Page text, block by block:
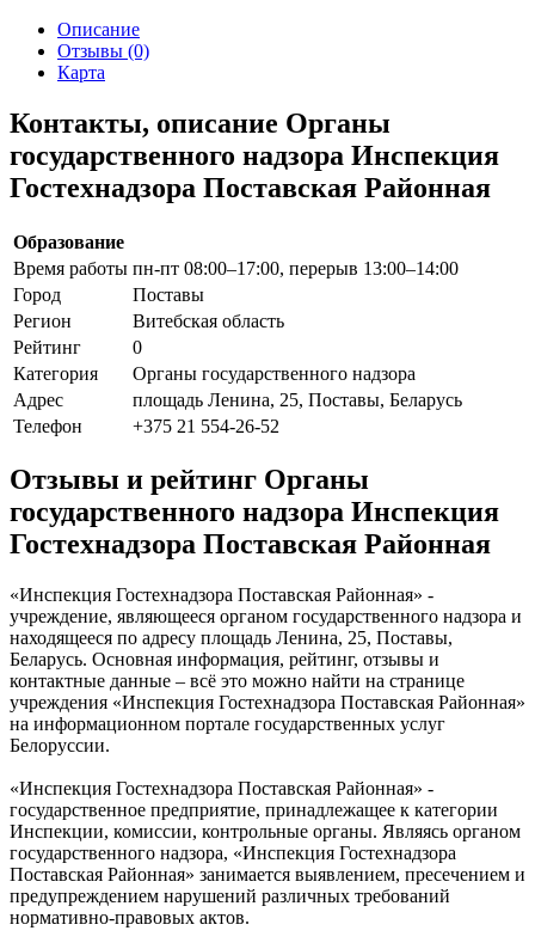
Описание
Отзывы (0)
Карта
Контакты, описание Органы
государственного надзора Инспекция
Гостехнадзора Поставская Районная
Образование
Время работы пн-пт 08:00–17:00, перерыв 13:00–14:00
Город
Поставы
Регион
Витебская область
Рейтинг
0
Категория
Органы государственного надзора
Адрес
площадь Ленина, 25, Поставы, Беларусь
Телефон
+375 21 554-26-52
Отзывы и рейтинг Органы
государственного надзора Инспекция
Гостехнадзора Поставская Районная
«Инспекция Гостехнадзора Поставская Районная» -
учреждение, являющееся органом государственного надзора и
находящееся по адресу площадь Ленина, 25, Поставы,
Беларусь. Основная информация, рейтинг, отзывы и
контактные данные – всё это можно найти на странице
учреждения «Инспекция Гостехнадзора Поставская Районная»
на информационном портале государственных услуг
Белоруссии.
«Инспекция Гостехнадзора Поставская Районная» -
государственное предприятие, принадлежащее к категории
Инспекции, комиссии, контрольные органы. Являясь органом
государственного надзора, «Инспекция Гостехнадзора
Поставская Районная» занимается выявлением, пресечением и
предупреждением нарушений различных требований
нормативно-правовых актов.